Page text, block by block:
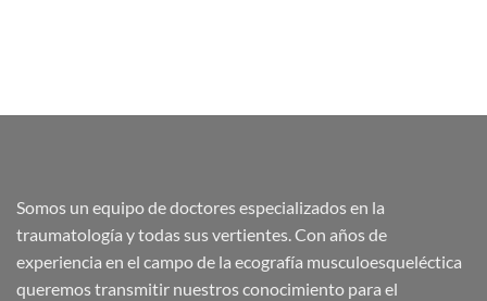
Somos un equipo de doctores especializados en la
traumatología y todas sus vertientes. Con años de
experiencia en el campo de la ecografía musculoesqueléctica
queremos transmitir nuestros conocimiento para el